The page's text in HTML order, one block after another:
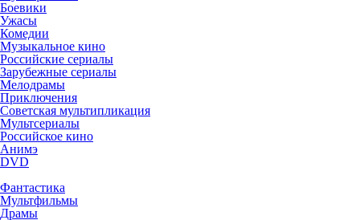
Боевики
Ужасы
Комедии
Музыкальное кино
Российские сериалы
Зарубежные сериалы
Мелодрамы
Приключения
Советская мультипликация
Мультсериалы
Российское кино
Анимэ
DVD
Фантастика
Мультфильмы
Драмы